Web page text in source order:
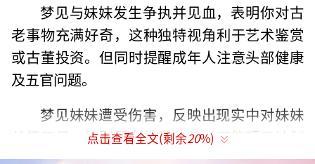
梦见与妹妹发生争执并见血，表明你对古
老事物充满好奇，这种独特视角利于艺术鉴赏
或古董投资。但同时提醒成年人注意头部健康
及五官问题。
梦见妹妹遭受伤害，反映出现实中对妹妹
关怀不足。特别是女性做此梦，可能预示计划
中的远行并不适宜，延期启程更为有利。
点击查看全文(剩余20%)